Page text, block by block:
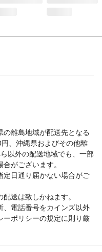
離島地域が配送先となる
、沖縄県およびその他離
以外の配送地域でも、一部
がございます。
定日通り届かない場合がご
送は致しかねます。
、電話番号をカインズ以外
ーポリシーの規定に則り厳